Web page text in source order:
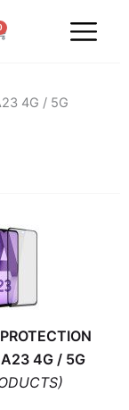
4G / 5G
4G / 5G